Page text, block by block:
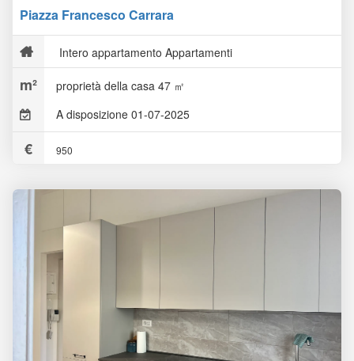
Piazza Francesco Carrara
Intero appartamento Appartamenti
proprietà della casa 47 ㎡
A disposizione 01-07-2025
950